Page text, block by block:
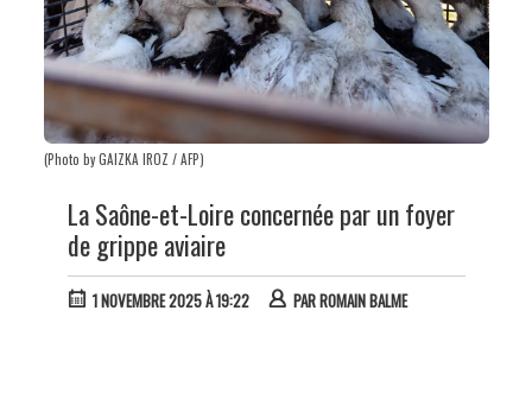
(Photo by GAIZKA IROZ / AFP)
La Saône-et-Loire concernée par un foyer
de grippe aviaire
1 NOVEMBRE 2025 À 19:22 PARROMAIN BALME